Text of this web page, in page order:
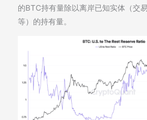
的BTC持有量除以离岸已知实体（交
等）的持有量。